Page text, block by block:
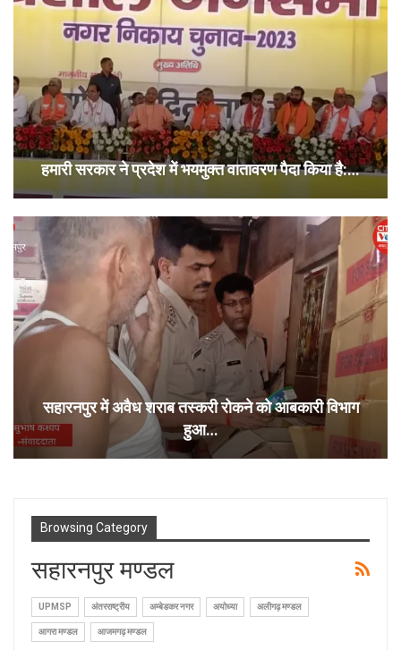
हमारी सरकार ने प्रदेश में भयमुक्त वातावरण पैदा किया है:…
सहारनपुर में अवैध शराब तस्करी रोकने को आबकारी विभाग
हुआ…
Browsing Category
सहारनपुर मण्डल
UPMSP अंतरराष्ट्रीय अम्बेडकर नगर अयोध्या अलीगढ़ मण्डल
आगरा मण्डल आजमगढ़ मण्डल